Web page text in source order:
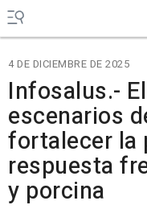
4 DE DICIEMBRE DE 2025
Infosalus.-
escenarios
fortalecer la
respuesta
y porcina